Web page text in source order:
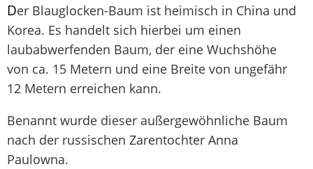
Der Blauglocken-Baum ist heimisch in China und
Korea. Es handelt sich hierbei um einen
laubabwerfenden Baum, der eine Wuchshöhe
von ca. 15 Metern und eine Breite von ungefähr
12 Metern erreichen kann.
Benannt wurde dieser außergewöhnliche Baum
nach der russischen Zarentochter Anna
Paulowna.